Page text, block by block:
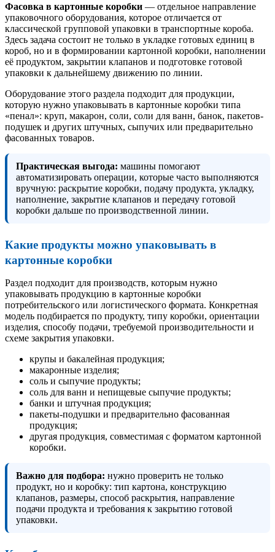
Фасовка в картонные коробки — отдельное направление
упаковочного оборудования, которое отличается от
классической групповой упаковки в транспортные короба.
Здесь задача состоит не только в укладке готовых единиц в
короб, но и в формировании картонной коробки, наполнении
её продуктом, закрытии клапанов и подготовке готовой
упаковки к дальнейшему движению по линии.
Оборудование этого раздела подходит для продукции,
которую нужно упаковывать в картонные коробки типа
«пенал»: круп, макарон, соли, соли для ванн, банок, пакетов-
подушек и других штучных, сыпучих или предварительно
фасованных товаров.
Практическая выгода: машины помогают
автоматизировать операции, которые часто выполняются
вручную: раскрытие коробки, подачу продукта, укладку,
наполнение, закрытие клапанов и передачу готовой
коробки дальше по производственной линии.
Какие продукты можно упаковывать в
картонные коробки
Раздел подходит для производств, которым нужно
упаковывать продукцию в картонные коробки
потребительского или логистического формата. Конкретная
модель подбирается по продукту, типу коробки, ориентации
изделия, способу подачи, требуемой производительности и
схеме закрытия упаковки.
крупы и бакалейная продукция;
макаронные изделия;
соль и сыпучие продукты;
соль для ванн и непищевые сыпучие продукты;
банки и штучная продукция;
пакеты-подушки и предварительно фасованная
продукция;
другая продукция, совместимая с форматом картонной
коробки.
Важно для подбора: нужно проверить не только
продукт, но и коробку: тип картона, конструкцию
клапанов, размеры, способ раскрытия, направление
подачи продукта и требования к закрытию готовой
упаковки.